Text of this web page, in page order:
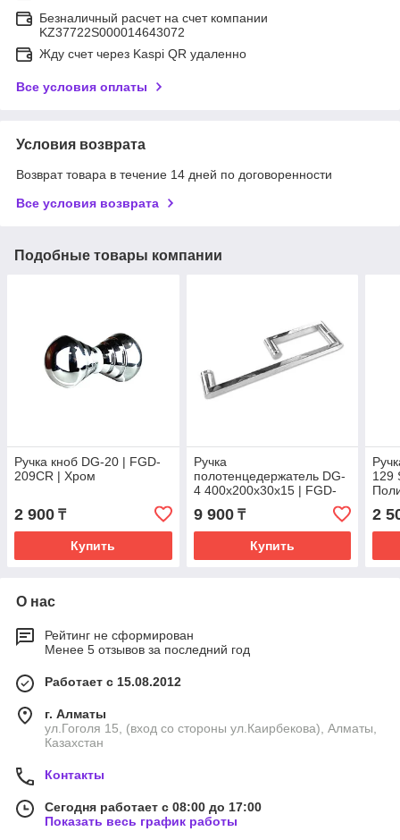
Безналичный расчет на счет компании
KZ37722S000014643072
Жду счет через Kaspi QR удаленно
Все условия оплаты
Условия возврата
Возврат товара в течение 14 дней по договоренности
Все условия возврата
Подобные товары компании
Ручка кноб DG-20 | FGD-
209CR | Хром
2 900 ₸
Купить
Ручка
полотенцедержатель DG-
4 400х200х30х15 | FGD-
326 SUS304/PSS |
Полированный
9 900₸
Купить
129
2
О нас
Рейтинг не сформирован
Менее 5 отзывов за последний год
Работает с 15.08.2012
г. Алматы
ул.Гоголя 15, (вход со стороны ул.Каирбекова), Алматы,
Казахстан
Контакты
Сегодня работает с 08:00 до 17:00
Показать весь график работы